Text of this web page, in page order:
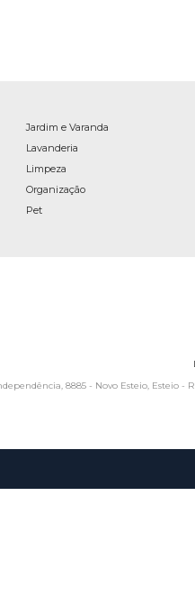
Jardim e Varanda
Lavanderia
Limpeza
Organização
Pet
8885 - Novo Esteio, Esteio -